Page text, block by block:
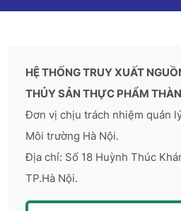
HỆ THỐNG TRUY XUẤT
THỦY SẢN THỰC PHẨM
Đơn vị chịu trách nhiệm quản
Môi trường Hà Nội.
Địa chỉ: Số 18 Huỳnh Thúc
TP.Hà Nội.